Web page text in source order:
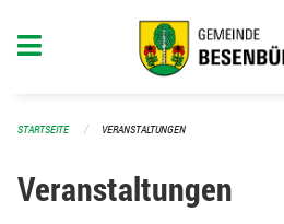
STARTSEITE VERANSTALTUNGEN
Veranstaltungen